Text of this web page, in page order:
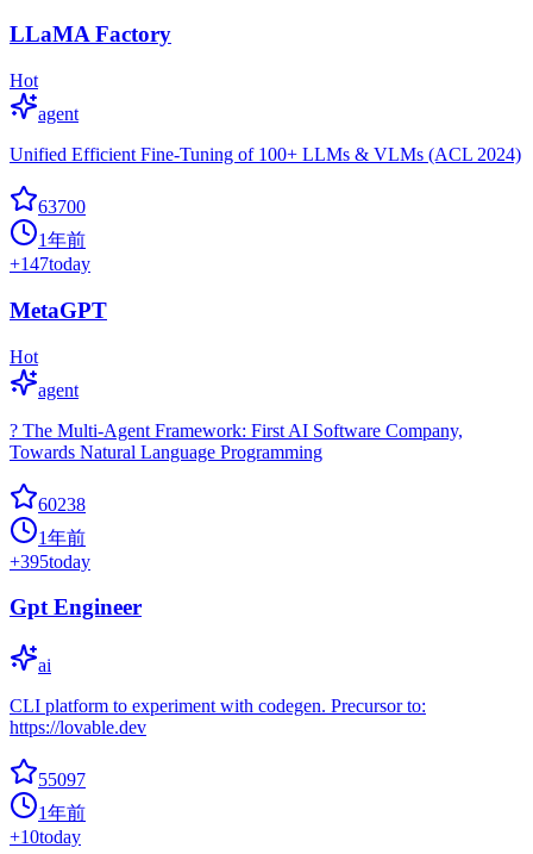
LLaMA Factory
Hot
agent
Unified Efficient Fine-Tuning of 100+ LLMs & VLMs (ACL 2024)
63700
1年前
+147today
MetaGPT
Hot
agent
? The Multi-Agent Framework: First AI Software Company,
Towards Natural Language Programming
60238
1年前
+395today
Gpt Engineer
ai
CLI platform to experiment with codegen. Precursor to:
https://lovable.dev
55097
1年前
+10today